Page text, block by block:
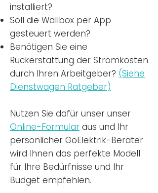
installiert?
Soll die Wallbox per App
gesteuert werden?
Benötigen Sie eine
Rückerstattung der Stromkosten
durch Ihren Arbeitgeber? (Siehe
Dienstwagen Ratgeber)
Nutzen Sie dafür unser unser
Online-Formular aus und Ihr
persönlicher GoElektrik-Berater
wird Ihnen das perfekte Modell
für Ihre Bedürfnisse und Ihr
Budget empfehlen.